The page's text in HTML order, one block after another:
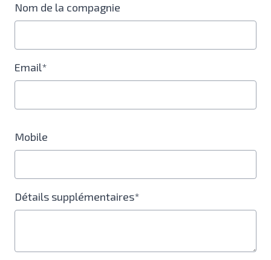
Nom de la compagnie
Email*
Mobile
Détails supplémentaires*